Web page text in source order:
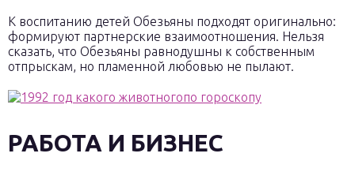
К воспитанию детей Обезьяны подходят оригинально:
формируют партнерские взаимоотношения. Нельзя
сказать, что Обезьяны равнодушны к собственным
отпрыскам, но пламенной любовью не пылают.
РАБОТА И БИЗНЕС